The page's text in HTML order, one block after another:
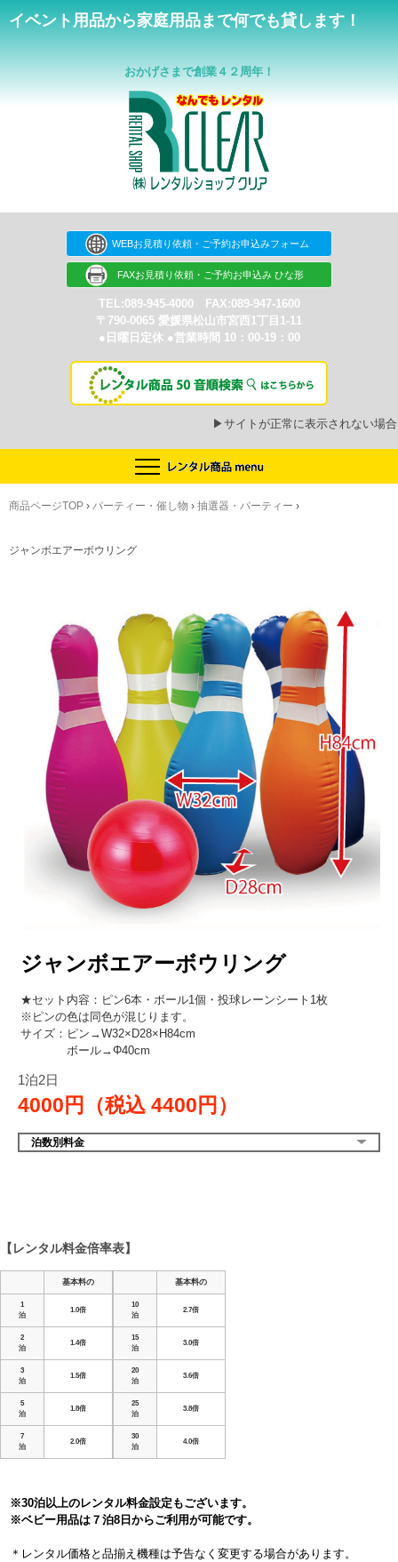
イベント用品から家庭用品まで何でも貸します！
おかげさまで創業４２周年！
WEBお見積り依頼・ご予約お申込みフォーム
FAXお見積り依頼・ご予約お申込み ひな形
TEL:089-945-4000 FAX:089-947-1600
〒790-0065 愛媛県松山市宮西1丁目1-11
●日曜日定休 ●営業時間 10：00-19：00
▶サイトが正常に表示されない場合
商品ページTOP › パーティー・催し物 › 抽選器・パーティー ›
ジャンボエアーボウリング
ジャンボエアーボウリング
★セット内容：ピン6本・ボール1個・投球レーンシート1枚
※ピンの色は同色が混じります。
サイズ：ピン→W32×D28×H84cm
ボール→Φ40cm
1泊2日
4000円（税込 4400円）
泊数別料金
【レンタル料金倍率表】
基本料の
1
泊
1.0倍
2
泊
1.4倍
3
泊
1.5倍
5
泊
1.8倍
7
泊
2.0倍
基本料の
10
泊
2.7倍
15
泊
3.0倍
20
泊
3.6倍
25
泊
3.8倍
30
泊
4.0倍
※30泊以上のレンタル料金設定もございます。
※ベビー用品は７泊8日からご利用が可能です。
＊レンタル価格と品揃え機種は予告なく変更する場合があります。